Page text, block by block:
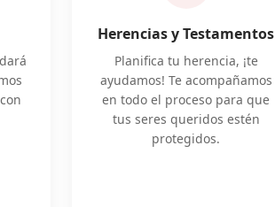
Herencias y Testamentos
Planifica tu herencia, ¡te
ayudamos! Te acompañamos
en todo el proceso para que
tus seres queridos estén
protegidos.